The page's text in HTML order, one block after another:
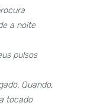
a noite
pulsos
Quando,
tocado